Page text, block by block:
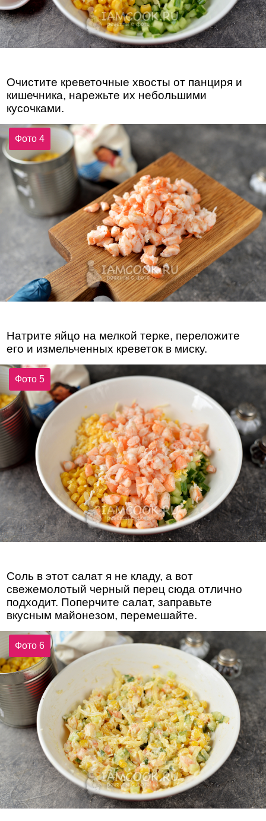
Очистите креветочные хвосты от панциря и
кишечника, нарежьте их небольшими
кусочками.
Фото 4
Натрите яйцо на мелкой терке, переложите
его и измельченных креветок в миску.
Фото 5
Соль в этот салат я не кладу, а вот
свежемолотый черный перец сюда отлично
подходит. Поперчите салат, заправьте
вкусным майонезом, перемешайте.
Фото 6